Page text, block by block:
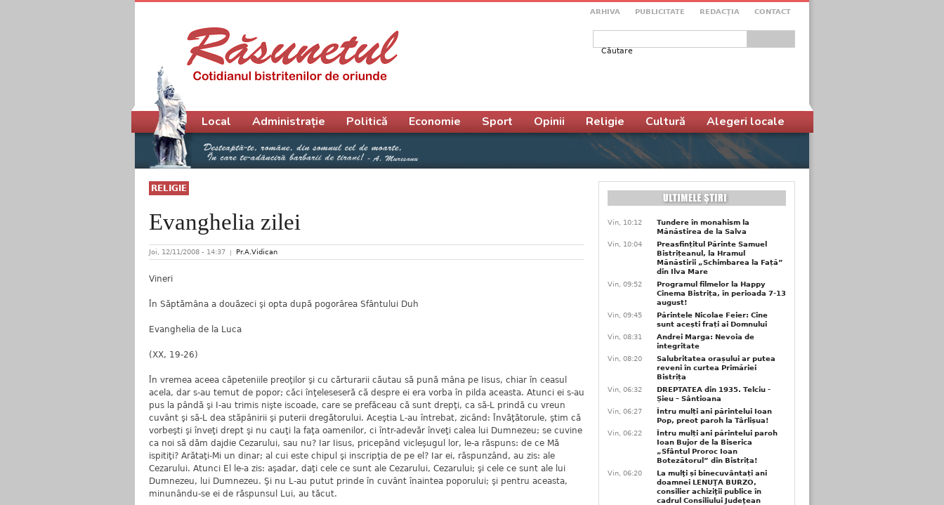
ARHIVA PUBLICITATE REDACŢIA CONTACT
Formular de căutare
RELIGIE
Evanghelia zilei
Joi, 12/11/2008 - 14:37 Pr.A.Vidican
Vineri
În Săptămâna a douăzeci şi opta după pogorârea Sfântului Duh
Evanghelia de la Luca
(XX, 19-26)
În vremea aceea căpeteniile preoţilor şi cu cărturarii căutau să pună mâna pe Iisus, chiar în ceasul
acela, dar s-au temut de popor; căci înţeleseseră că despre ei era vorba în pilda aceasta. Atunci ei s-au
pus la pândă şi I-au trimis nişte iscoade, care se prefăceau că sunt drepţi, ca să-L prindă cu vreun
cuvânt şi să-L dea stăpânirii şi puterii dregătorului. Aceştia L-au întrebat, zicând: Învăţătorule, ştim că
vorbeşti şi înveţi drept şi nu cauţi la faţa oamenilor, ci într-adevăr înveţi calea lui Dumnezeu; se cuvine
ca noi să dăm dajdie Cezarului, sau nu? Iar Iisus, pricepând vicleşugul lor, le-a răspuns: de ce Mă
ispitiţi? Arătaţi-Mi un dinar; al cui este chipul şi inscripţia de pe el? Iar ei, răspunzând, au zis: ale
Cezarului. Atunci El le-a zis: aşadar, daţi cele ce sunt ale Cezarului, Cezarului; şi cele ce sunt ale lui
Dumnezeu, lui Dumnezeu. Şi nu L-au putut prinde în cuvânt înaintea poporului; şi pentru aceasta,
minunându-se ei de răspunsul Lui, au tăcut.
Meniu principal
Local Administrație Politică Economie Sport Opinii Religie Cultură Alegeri locale
Vin, 10:12
Tundere în monahism la
Mănăstirea de la Salva
Vin, 10:04
Preasfințitul Părinte Samuel
Bistrițeanul, la Hramul
Mănăstirii „Schimbarea la Față”
din Ilva Mare
Vin, 09:52
Programul filmelor la Happy
Cinema Bistrița, în perioada 7-13
august!
Vin, 09:45
Părintele Nicolae Feier: Cine
sunt acești frați ai Domnului
Vin, 08:31
Andrei Marga: Nevoia de
integritate
Vin, 08:20
Salubritatea orașului ar putea
reveni în curtea Primăriei
Bistrița
Vin, 06:32
DREPTATEA din 1935. Telciu -
Șieu – Sântioana
Vin, 06:27
Întru mulți ani părintelui Ioan
Pop, preot paroh la Târlișua!
Vin, 06:22
Întru mulți ani părintelui paroh
Ioan Bujor de la Biserica
„Sfântul Proroc Ioan
Botezătorul” din Bistrița!
Vin, 06:20
La mulţi și binecuvântați ani
doamnei LENUŢA BURZO,
consilier achiziţii publice în
cadrul Consiliului Judeţean